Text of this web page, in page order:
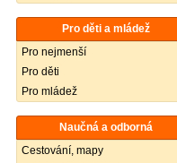
Pro děti a mládež
Pro nejmenší
Pro děti
Pro mládež
Naučná a odborná
Cestování, mapy